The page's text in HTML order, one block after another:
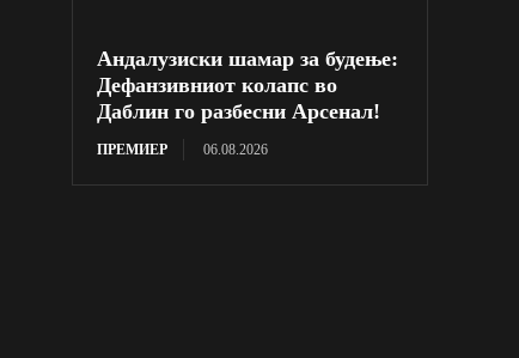
Андалузиски шамар за будење:
Дефанзивниот колапс во
Даблин го разбесни Арсенал!
ПРЕМИЕР 06.08.2026